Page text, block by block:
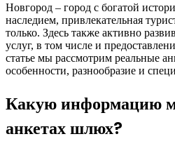
Новгород – город с богатой
наследием, привлекательная
только. Здесь также активно
услуг, в том числе и
статье мы рассмотрим реальные
особенности, разнообразие и
Какую информацию
анкетах шлюх?